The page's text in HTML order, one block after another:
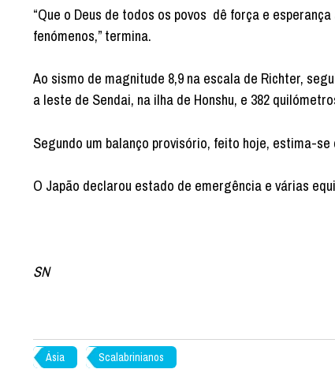
“Que o Deus de todos os povos dê força e
fenómenos,” termina.
Ao sismo de magnitude 8,9 na escala de Richter,
a leste de Sendai, na ilha de Honshu, e 382
Segundo um balanço provisório, feito hoje, estima-
O Japão declarou estado de emergência e várias
SN
Ásia Scalabrinianos